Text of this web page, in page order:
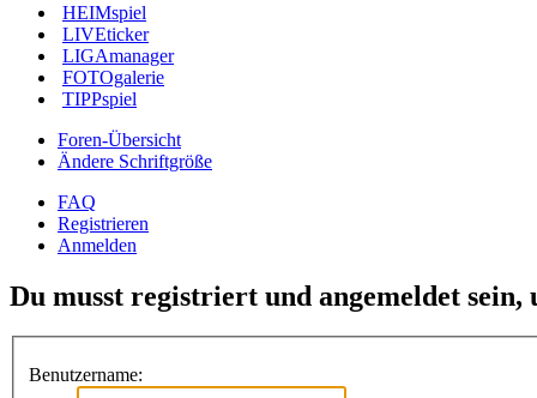
HEIMspiel
LIVEticker
LIGAmanager
FOTOgalerie
TIPPspiel
Foren-Übersicht
Ändere Schriftgröße
FAQ
Registrieren
Anmelden
Du musst registriert und angemeldet
Benutzername: